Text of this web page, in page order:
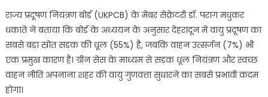
राज्य प्रदूषण नियंत्रण बोर्ड (UKPCB) के मेंबर सेक्रेटरी डॉ. पराग मधुकर
धकाते ने बताया कि बोर्ड के अध्ययन के अनुसार देहरादून में वायु प्रदूषण का
सबसे बड़ा स्रोत सड़क की धूल (55%) है, जबकि वाहन उत्सर्जन (7%) भी
एक प्रमुख कारण है। ग्रीन सेस के माध्यम से सड़क धूल नियंत्रण और स्वच्छ
वाहन नीति अपनाना शहर की वायु गुणवत्ता सुधारने का सबसे प्रभावी कदम
होगा।